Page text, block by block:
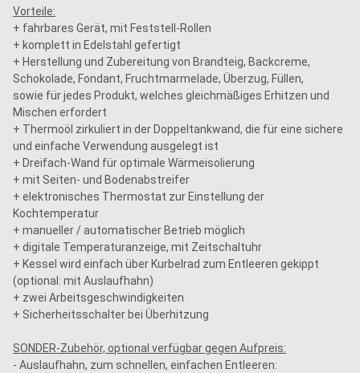
Vorteile:
+ fahrbares Gerät, mit Feststell-Rollen
+ komplett in Edelstahl gefertigt
+ Herstellung und Zubereitung von Brandteig, Backcreme,
Schokolade, Fondant, Fruchtmarmelade, Überzug, Füllen,
sowie für jedes Produkt, welches gleichmäßiges Erhitzen und
Mischen erfordert
+ Thermoöl zirkuliert in der Doppeltankwand, die für eine sichere
und einfache Verwendung ausgelegt ist
+ Dreifach-Wand für optimale Wärmeisolierung
+ mit Seiten- und Bodenabstreifer
+ elektronisches Thermostat zur Einstellung der
Kochtemperatur
+ manueller / automatischer Betrieb möglich
+ digitale Temperaturanzeige, mit Zeitschaltuhr
+ Kessel wird einfach über Kurbelrad zum Entleeren gekippt
(optional: mit Auslaufhahn)
+ zwei Arbeitsgeschwindigkeiten
+ Sicherheitsschalter bei Überhitzung
SONDER-Zubehör, optional verfügbar gegen Aufpreis:
- Auslaufhahn, zum schnellen, einfachen Entleeren: